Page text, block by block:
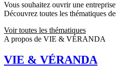
Vous souhaitez ouvrir une
Découvrez toutes les thématiques
Voir toutes les thématiques
A propos de VIE & VÉRANDA
VIE & VÉRANDA